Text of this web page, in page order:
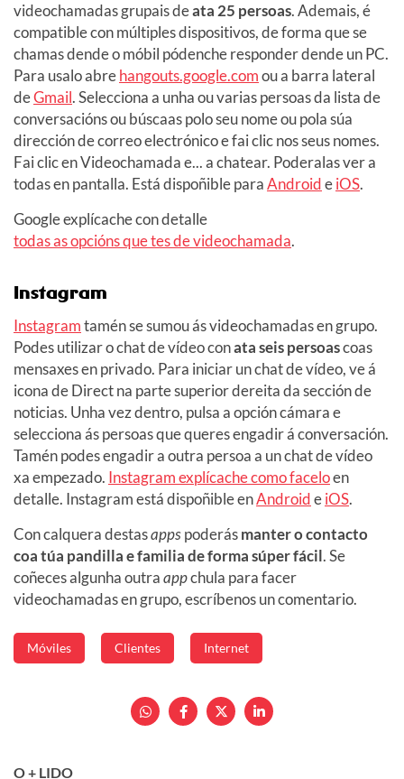
videochamadas grupais deata 25 persoas. Ademais, é
compatible con múltiples dispositivos, de forma que se
chamas dende o móbil pódenche responder dende un PC.
Para usalo abrehangouts.google.comou a barra lateral
deGmail. Selecciona a unha ou varias persoas da lista de
conversacións ou búscaas polo seu nome ou pola súa
dirección de correo electrónico e fai clic nos seus nomes.
Fai clic en Videochamada e... a chatear. Poderalas ver a
todas en pantalla. Está dispoñible paraAndroideiOS.
Google explícache con detalle
todas as opcións que tes de videochamada.
Instagram
Instagramtamén se sumou ás videochamadas en grupo.
Podes utilizar o chat de vídeo conata seis persoascoas
mensaxes en privado. Para iniciar un chat de vídeo, ve á
icona de Direct na parte superior dereita da sección de
noticias. Unha vez dentro, pulsa a opción cámara e
selecciona ás persoas que queres engadir á conversación.
Tamén podes engadir a outra persoa a un chat de vídeo
xa empezado. Instagram explícache como faceloen
detalle. Instagram está dispoñible enAndroideiOS.
Con calquera destasappspoderásmanter o contacto
coa túa pandilla e familia de forma súper fácil. Se
coñeces algunha outraappchula para facer
videochamadas en grupo, escríbenos un comentario.
Móviles Clientes Internet
O + LIDO